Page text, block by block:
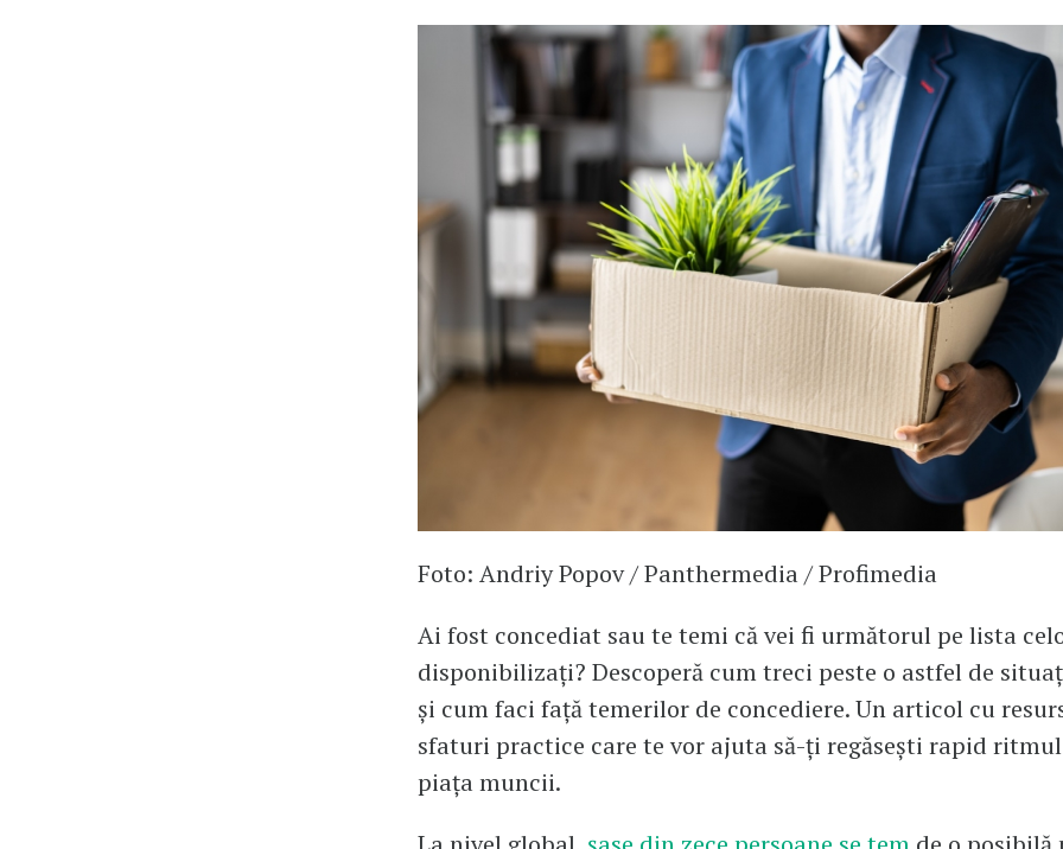
Foto: Andriy Popov / Panthermedia / Profimedia
Ai fost concediat sau te temi că vei fi următorul pe lista
disponibilizați? Descoperă cum treci peste o astfel de
și cum faci față temerilor de concediere. Un articol cu
sfaturi practice care te vor ajuta să-ți regăsești rapid
piața muncii.